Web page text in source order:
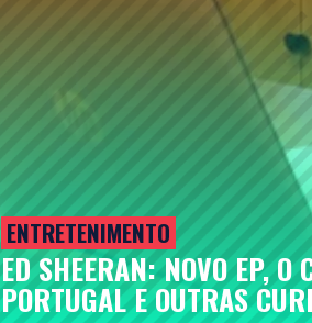
ENTRETENIMENTO
ED SHEERAN: NOVO EP, O
PORTUGAL E OUTRAS